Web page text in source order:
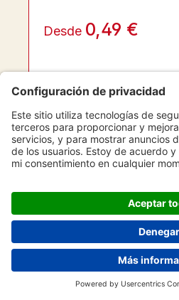
7685 artículos disponibles
Desde 0,49 €